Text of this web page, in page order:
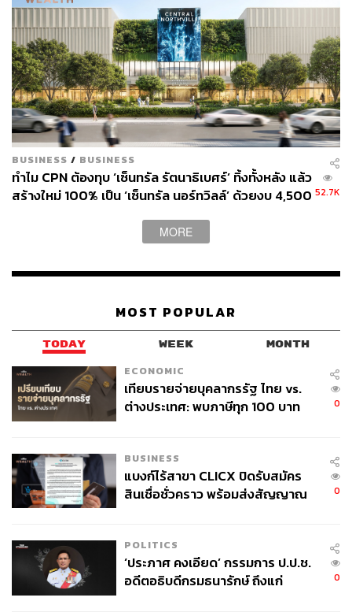
BUSINESS / BUSINESS
ทำไม CPN ต้องทุบ ‘เซ็นทรัล รัตนาธิเบศร์’ ทิ้งทั้งหลัง แล้ว
สร้างใหม่ 100% เป็น ‘เซ็นทรัล นอร์ทวิลล์’ ด้วยงบ 4,500 52.7K
MORE
MOST POPULAR
TODAY WEEK MONTH
ECONOMIC
เทียบรายจ่ายบุคลากรรัฐ ไทย vs.
ต่างประเทศ: พบภาษีทุก 100 บาท
0
BUSINESS
แบงก์ไร้สาขา CLICX ปิดรับสมัคร
สินเชื่อชั่วคราว พร้อมส่งสัญญาณ
0
POLITICS
‘ประภาศ คงเอียด’ กรรมการ ป.ป.ช.
อดีตอธิบดีกรมธนารักษ์ ถึงแก่
0